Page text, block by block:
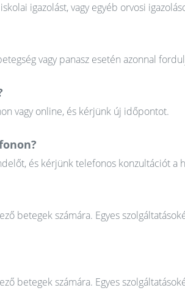
igazolást, vagy egyéb orvosi
vagy panasz esetén azonnal
vagy online, és kérjünk új időpontot.
és kérjünk telefonos konzultációt a
betegek számára. Egyes
betegek számára. Egyes